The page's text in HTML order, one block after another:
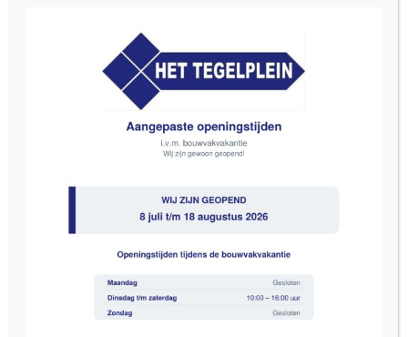
Sfeerbepalende
achterwand
wandtegels voor
de keuken
Sfeerbepalende
achterwand
wandtegels voor
de keuken